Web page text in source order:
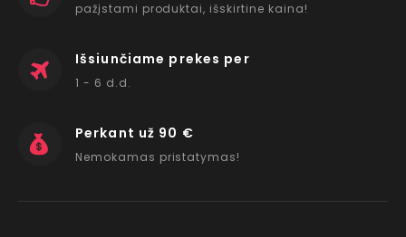
pažįstami produktai, išskirtine kaina!
Išsiunčiame prekes per
1 - 6 d.d.
Perkant už 90 €
Nemokamas pristatymas!